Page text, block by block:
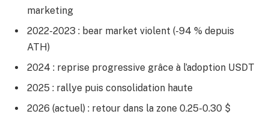
marketing
2022-2023 : bear market violent (-94 % depuis
ATH)
2024 : reprise progressive grâce à l’adoption USDT
2025 : rallye puis consolidation haute
2026 (actuel) : retour dans la zone 0.25-0.30 $